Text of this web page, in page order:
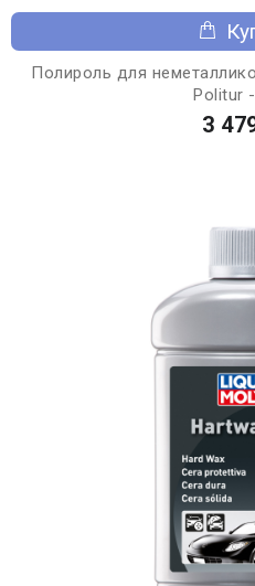
Полироль для
Politur
3